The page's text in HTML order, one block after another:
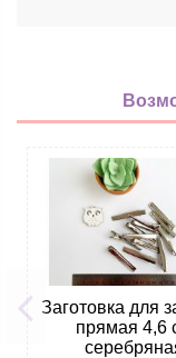
Заготовка для
прямая 4,6